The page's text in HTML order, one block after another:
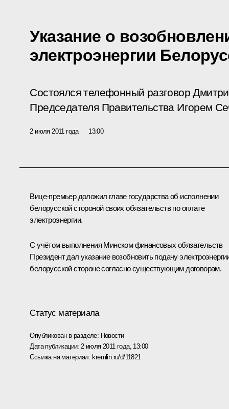
Указание о
электроэнергии
Состоялся телефонный разговор
Председателя Правительства Игорем
2 июля 2011 года 13:00
Вице-премьердоложил главе государства об исполнении
белорусской стороной своих обязательств по оплате
электроэнергии.
С учётом выполнения Минском финансовых обязательств
Президент дал указание возобновить подачу
белорусской стороне согласно существующим договорам.
Статус материала
Опубликован в разделе: Новости
Дата публикации: 2 июля 2011 года, 13:00
Ссылка на материал: kremlin.ru/d/11821